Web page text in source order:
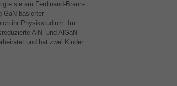
sie am Ferdinand-Braun-
GaN-basierter
ihr Physikstudium. Im
AlN- und AlGaN-
und hat zwei Kinder.